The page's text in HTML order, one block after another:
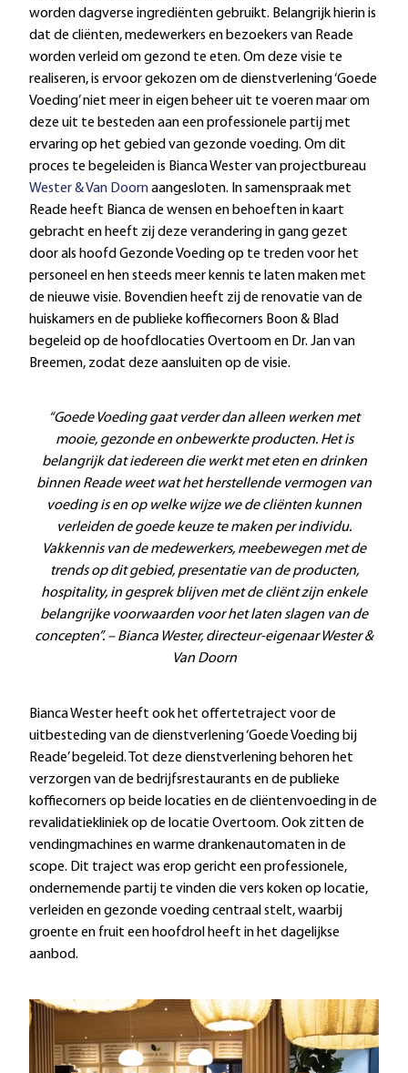
worden dagverse ingrediënten gebruikt. Belangrijk hierin is
dat de cliënten, medewerkers en bezoekers van Reade
worden verleid om gezond te eten. Om deze visie te
realiseren, is ervoor gekozen om de dienstverlening ‘Goede
Voeding’ niet meer in eigen beheer uit te voeren maar om
deze uit te besteden aan een professionele partij met
ervaring op het gebied van gezonde voeding. Om dit
proces te begeleiden is Bianca Wester van projectbureau
Wester & Van Doornaangesloten. In samenspraak met
Reade heeft Bianca de wensen en behoeften in kaart
gebracht en heeft zij deze verandering in gang gezet
door als hoofd Gezonde Voeding op te treden voor het
personeel en hen steeds meer kennis te laten maken met
de nieuwe visie. Bovendien heeft zij de renovatie van de
huiskamers en de publieke koffiecorners Boon & Blad
begeleid op de hoofdlocaties Overtoom en Dr. Jan van
Breemen, zodat deze aansluiten op de visie.
“Goede Voeding gaat verder dan alleen werken met
mooie, gezonde en onbewerkte producten. Het is
belangrijk dat iedereen die werkt met eten en drinken
binnen Reade weet wat het herstellende vermogen van
voeding is en op welke wijze we de cliënten kunnen
verleiden de goede keuze te maken per individu.
Vakkennis van de medewerkers, meebewegen met de
trends op dit gebied, presentatie van de producten,
hospitality, in gesprek blijven met de cliënt zijn enkele
belangrijke voorwaarden voor het laten slagen van de
concepten”. – Bianca Wester, directeur-eigenaar Wester &
Van Doorn
Bianca Wester heeft ook het offertetraject voor de
uitbesteding van de dienstverlening ‘Goede Voeding bij
Reade’ begeleid. Tot deze dienstverlening behoren het
verzorgen van de bedrijfsrestaurants en de publieke
koffiecorners op beide locaties en de cliëntenvoeding in de
revalidatiekliniek op de locatie Overtoom. Ook zitten de
vendingmachines en warme drankenautomaten in de
scope. Dit traject was erop gericht een professionele,
ondernemende partij te vinden die vers koken op locatie,
verleiden en gezonde voeding centraal stelt, waarbij
groente en fruit een hoofdrol heeft in het dagelijkse
aanbod.